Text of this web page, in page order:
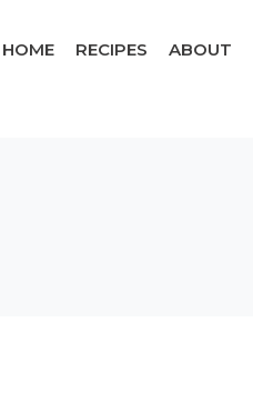
HOME RECIPES ABOUT